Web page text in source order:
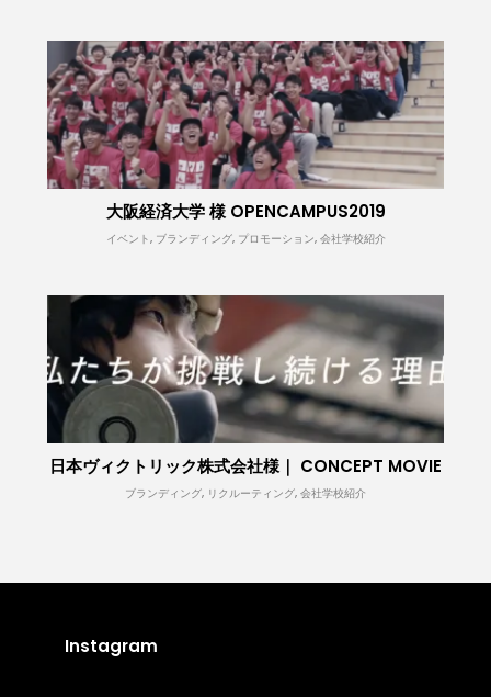
大阪経済大学 様 OPENCAMPUS2019
イベント, ブランディング, プロモーション, 会社学校紹介
日本ヴィクトリック株式会社様｜ CONCEPT MOVIE
ブランディング, リクルーティング, 会社学校紹介
Instagram